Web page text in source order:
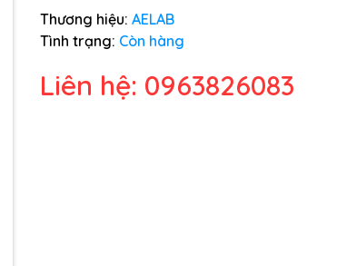
Thương hiệu: AELAB
Tình trạng: Còn hàng
Liên hệ: 0963826083